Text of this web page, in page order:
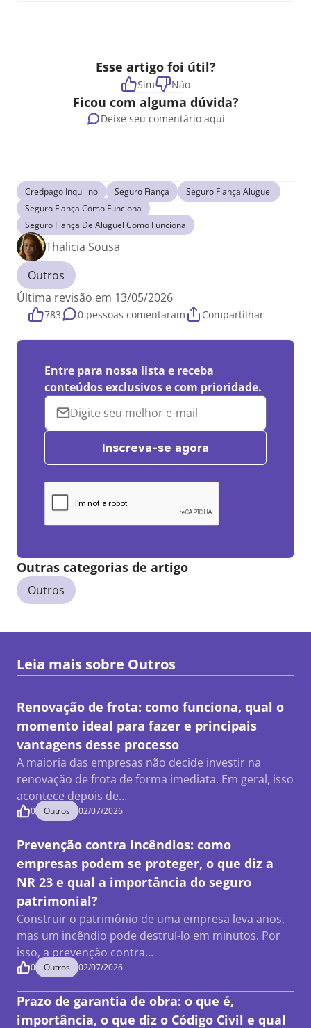
Esse artigo foi útil?
Sim Não
Ficou com alguma dúvida?
Deixe seu comentário aqui
Credpago Inquilino Seguro Fiança
Seguro Fiança Aluguel
Seguro Fiança Como Funciona
Seguro Fiança De Aluguel Como Funciona
Thalicia Sousa
Outros
Última revisão em 13/05/2026
783 0 pessoas comentaram Compartilhar
Entre para nossa lista e receba
conteúdos exclusivos e com prioridade.
Inscreva-se agora
Outras categorias de artigo
Outros
Leia mais sobre Outros
Renovação de frota: como funciona, qual o
momento ideal para fazer e principais
vantagens desse processo
A maioria das empresas não decide investir na
renovação de frota de forma imediata. Em geral, isso
acontece depois de…
0 Outros 02/07/2026
Prevenção contra incêndios: como
empresas podem se proteger, o que diz a
NR 23 e qual a importância do seguro
patrimonial?
Construir o patrimônio de uma empresa leva anos,
mas um incêndio pode destruí-lo em minutos. Por
isso, a prevenção contra…
0 Outros 02/07/2026
Prazo de garantia de obra: o que é,
importância, o que diz o Código Civil e qual